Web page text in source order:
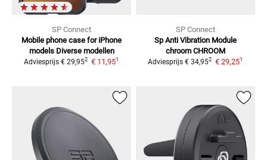
SP Connect
Mobile phone case for iPhone
models Diverse modellen
Adviesprijs € 29,952 € 11,951
SP Connect
Sp Anti Vibration Module
chroom CHROOM
Adviesprijs € 34,952 € 29,251